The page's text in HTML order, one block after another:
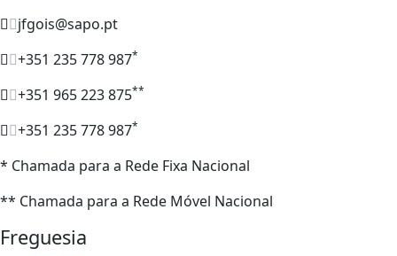
jfgois@sapo.pt
+351 235 778 987*
+351 965 223 875**
+351 235 778 987*
* Chamada para a Rede Fixa Nacional
** Chamada para a Rede Móvel Nacional
Freguesia